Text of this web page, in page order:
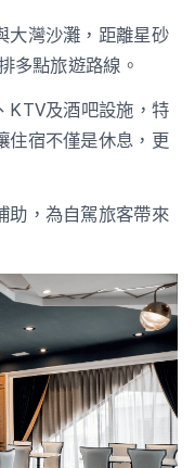
大灣沙灘，距離星砂
多點旅遊路線。
KTV及酒吧設施，特
住宿不僅是休息，更
助，為自駕旅客帶來